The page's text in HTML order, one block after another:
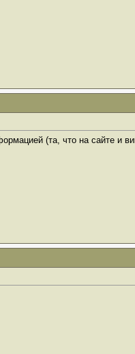
(та, что на сайте и